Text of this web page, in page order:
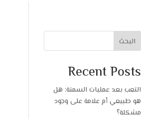
البحث
Recent Posts
التعب بعد عمليات السمنة: هل
هو طبيعي أم علامة على وجود
مشكلة؟